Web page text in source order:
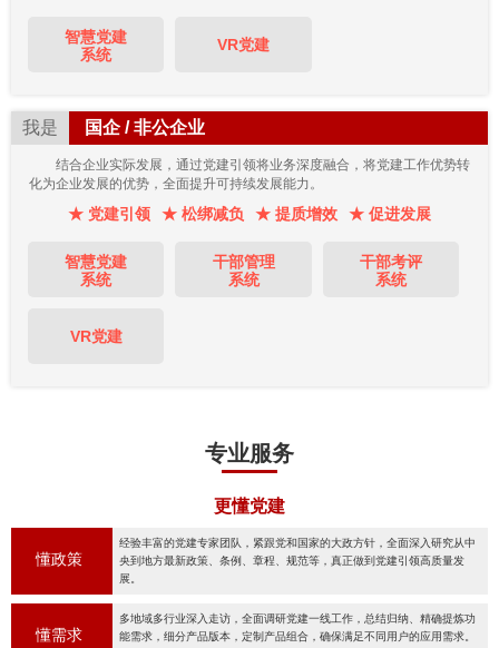
智慧党建
系统
VR党建
我是 国企 / 非公企业
结合企业实际发展，通过党建引领将业务深度融合，将党建工作优势转
化为企业发展的优势，全面提升可持续发展能力。
★ 党建引领 ★ 松绑减负 ★ 提质增效 ★ 促进发展
智慧党建
系统
干部管理
系统
干部考评
系统
VR党建
专业服务
更懂党建
懂政策
经验丰富的党建专家团队，紧跟党和国家的大政方针，全面深入研究从中
央到地方最新政策、条例、章程、规范等，真正做到党建引领高质量发
展。
懂需求
多地域多行业深入走访，全面调研党建一线工作，总结归纳、精确提炼功
能需求，细分产品版本，定制产品组合，确保满足不同用户的应用需求。